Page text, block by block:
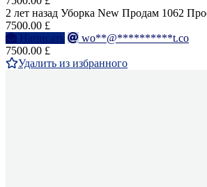
2 лет назад Уборка New Продам 1062
7500.00 £
Написать
wo**@**********t.co
7500.00 £
Удалить из избранного